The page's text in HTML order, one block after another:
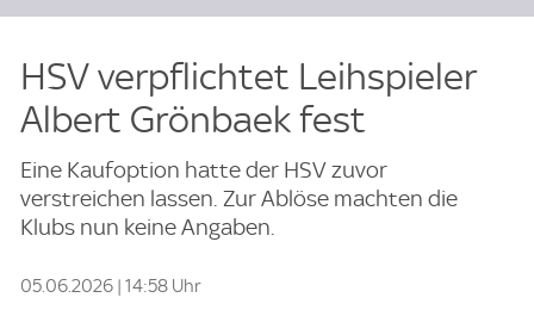
HSV verpflichtet Leihspieler
Albert Grönbaek fest
Eine Kaufoption hatte der HSV zuvor
verstreichen lassen. Zur Ablöse machten die
Klubs nun keine Angaben.
05.06.2026 | 14:58 Uhr